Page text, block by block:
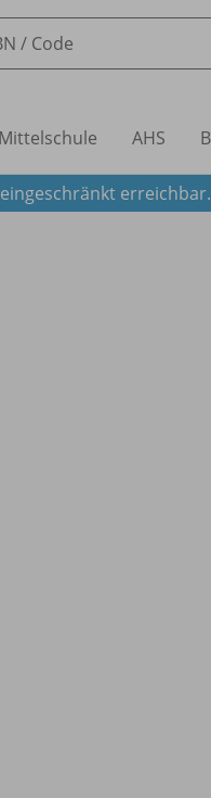
Mittelschule AHS
erreichbar.